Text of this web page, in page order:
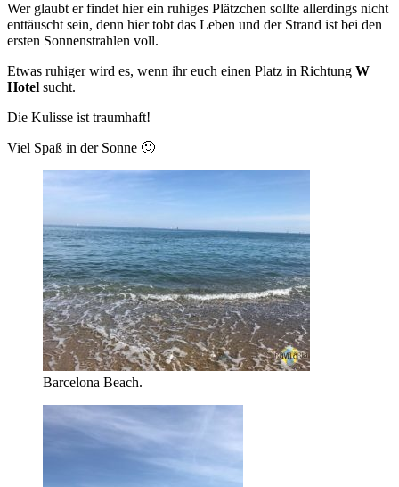
Wer glaubt er findet hier ein ruhiges Plätzchen sollte allerdings nicht
enttäuscht sein, denn hier tobt das Leben und der Strand ist bei den
ersten Sonnenstrahlen voll.
Etwas ruhiger wird es, wenn ihr euch einen Platz in Richtung W
Hotel sucht.
Die Kulisse ist traumhaft!
Viel Spaß in der Sonne 🙂
Barcelona Beach.